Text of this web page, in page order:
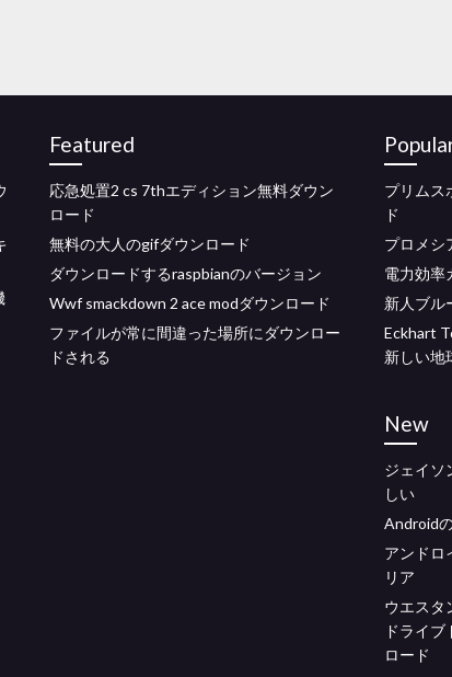
Featured
応急処置2 cs 7thエディション無料ダウン
ロード
無料の大人のgifダウンロード
ダウンロードするraspbianのバージョン
Wwf smackdown 2 ace modダウンロード
ファイルが常に間違った場所にダウンロー
ドされる
プリムス
ド
プロメシ
電力効率
新人ブル
Eckhart
新しい地
New
ジェイソ
しい
Android
アンドロ
リア
ウエスタ
ドライ
ロード